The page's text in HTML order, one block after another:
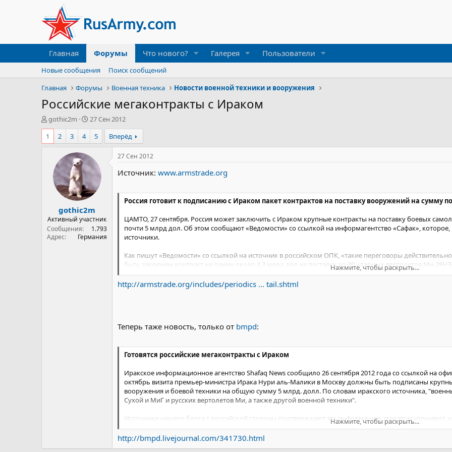
Главная Форумы Что нового? Галерея Пользователи
Новые сообщения
Поиск сообщений
Главная
Форумы Военная техника Новости военной техники и вооружения
Российские мегаконтракты с Ираком
А
в
т
о
gothic2m
Д
а
а
н
ч
а
л
а
27 Сен 2012
1
2 3 4 5 Вперёд
gothic2m
Активный участник
Сообщения
1.793
Адрес
Германия
27 Сен 2012
Источник: www.armstrade.org
Россия готовит к подписанию с Ираком пакет контрактов на поставку вооружений на сумму
ЦАМТО, 27 сентября. Россия может заключить с Ираком крупные контракты на поставку боевых
почти 5 млрд дол. Об этом сообщают «Ведомости» со ссылкой на информагентство «Сафак»,
источники.
Как пишут «Ведомости» со ссылкой на источник в российском ОПК, «такие переговоры
быть заключен контракт на сумму около 4,3 млрд дол на поставку до 30 ударных вертолетов Ми-
По данным «Ведомостей», «в дальнейшем могут быть заключены контракты на поставку
согласован к визиту премьер-министра Ирака Нури аль-Малики в Россию, который ожидается в
Нажмите, чтобы раскрыть...
http://armstrade.org/includes/periodics ... tail.shtml
Теперь таже новость, только от bmpd:
Готовятся российские мегаконтракты с Ираком
Иракское информационное агентство Shafaq News сообщило 26 сентября 2012 года со ссылкой на
октябрь визита премьер-министра Ирака Нури аль-Малики в Москву должны быть подписаны
вооружения и боевой техники на общую сумму 5 млрд. долл. По словам иракского источника,
Сухой и МиГ и русских вертолетов Ми, а также другой военной техники".
Источники нашего блога с российской стороны подтверждают эту информацию, при этом уточняют,
премьер-министра Ирака первый пакет контрактов с ОАО "Рособоронэкспорт" имеет объем 4,3
частности, планируется заключение контрактов на продажу Ираку истребителей МиГ-29М/М2,
машин комплекса "Панцирь-С1"), а также 30 боевых вертолетов Ми-28НЭ, причем Ирак фактически
Нажмите, чтобы раскрыть...
http://bmpd.livejournal.com/341730.html